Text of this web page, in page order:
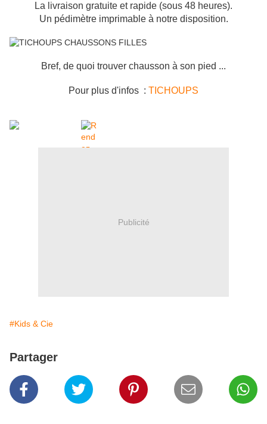
La livraison gratuite et rapide (sous 48 heures).
Un pédimètre imprimable à notre disposition.
Bref, de quoi trouver chausson à son pied ...
Pour plus d'infos : TICHOUPS
Publicité
#Kids & Cie
Partager